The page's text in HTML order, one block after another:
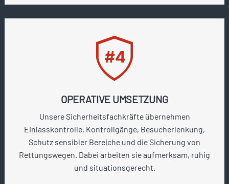
OPERATIVE UMSETZUNG
Unsere Sicherheitsfachkräfte übernehmen
Einlasskontrolle, Kontrollgänge, Besucherlenkung,
Schutz sensibler Bereiche und die Sicherung von
Rettungswegen. Dabei arbeiten sie aufmerksam, ruhig
und situationsgerecht.